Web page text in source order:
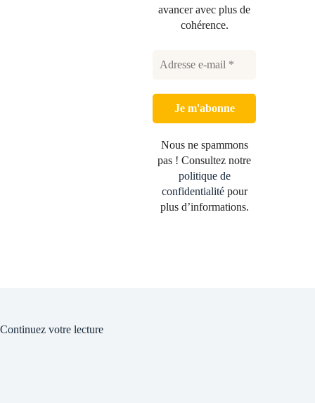
avancer avec plus de
cohérence.
Nous ne spammons
pas ! Consultez notre
politique de
confidentialitépour
plus d’informations.
Continuez votre lecture